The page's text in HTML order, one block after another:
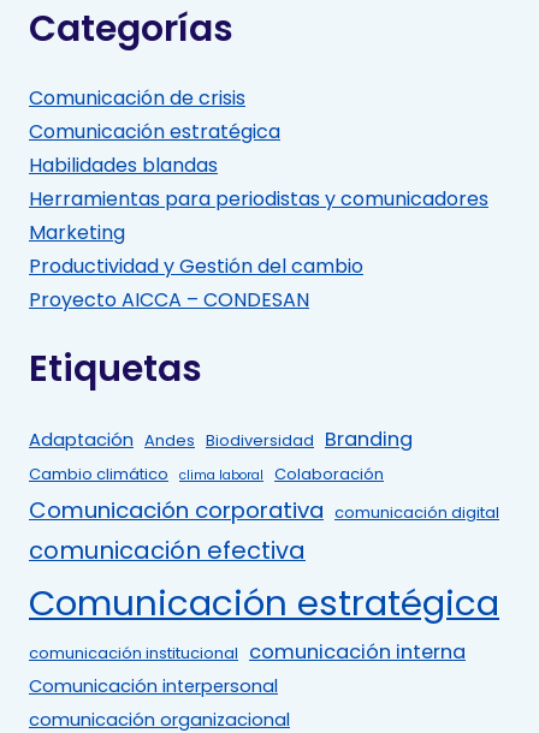
Categorías
Comunicación de crisis
Comunicación estratégica
Habilidades blandas
Herramientas para periodistas y comunicadores
Marketing
Productividad y Gestión del cambio
Proyecto AICCA – CONDESAN
Etiquetas
Adaptación Andes Biodiversidad Branding
Cambio climático clima laboral Colaboración
Comunicación corporativa comunicación digital
comunicación efectiva
Comunicación estratégica
comunicación institucional comunicación interna
Comunicación interpersonal
comunicación organizacional